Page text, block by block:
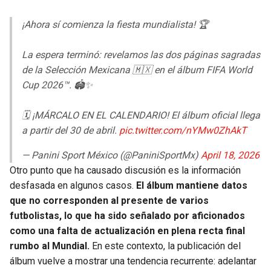
¡Ahora sí comienza la fiesta mundialista! 🏆
La espera terminó: revelamos las dos páginas sagradas
de la Selección Mexicana 🇲🇽 en el álbum FIFA World
Cup 2026™. 🏟️✨
🗓️ ¡MÁRCALO EN EL CALENDARIO! El álbum oficial llega
a partir del 30 de abril. pic.twitter.com/nYMw0ZhAkT
— Panini Sport México (@PaniniSportMx) April 18, 2026
Otro punto que ha causado discusión es la información
desfasada en algunos casos. El álbum mantiene datos
que no corresponden al presente de varios
futbolistas, lo que ha sido señalado por aficionados
como una falta de actualización en plena recta final
rumbo al Mundial. En este contexto, la publicación del
álbum vuelve a mostrar una tendencia recurrente: adelantar